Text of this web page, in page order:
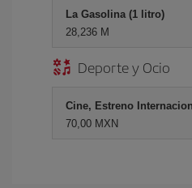
La Gasolina (1 litro)
28,236 M
Deporte y Ocio
Cine, Estreno
70,00 MXN